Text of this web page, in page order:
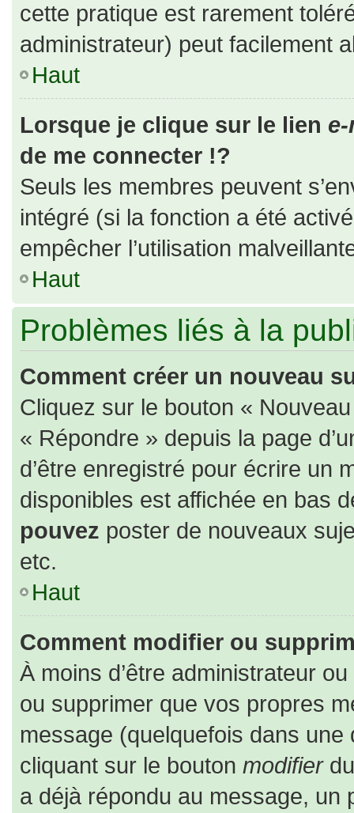
cette pratique est rarement
administrateur) peut facilement
Haut
Lorsque je clique sur le lien
de me connecter !?
Seuls les membres peuvent
intégré (si la fonction a été
empêcher l’utilisation
Haut
Problèmes liés à la
Comment créer un nouveau
Cliquez sur le bouton «
« Répondre » depuis la page
d’être enregistré pour écrire un
disponibles est affichée en bas
pouvez poster de nouveaux
etc.
Haut
Comment modifier ou
À moins d’être administrateur
ou supprimer que vos propres
message (quelquefois dans
cliquant sur le bouton modifierdu
a déjà répondu au message, un